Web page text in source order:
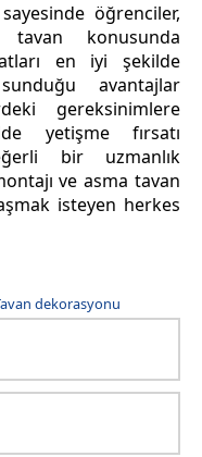
öğrenciler,
konusunda
en iyi şekilde
avantajlar
gereksinimlere
yetişme fırsatı
bir uzmanlık
ve asma tavan
isteyen herkes
dekorasyonu